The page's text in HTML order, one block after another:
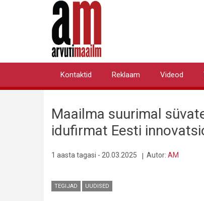
Primary
Kontaktid Reklaam Videod
Maailma suurimal
idufirmat Eesti
1 aasta tagasi - 20.03.2025 Autor: AM
TEGIJAD UUDISED